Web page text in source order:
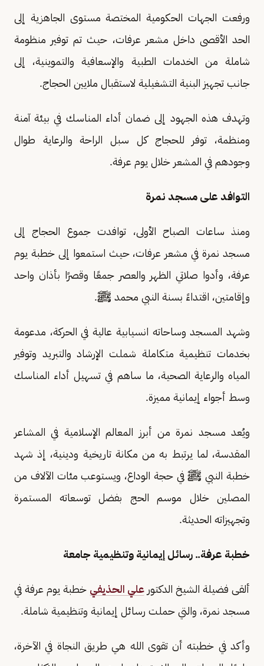
ورفعت الجهات الحكومية المختصة مستوى الجاهزية إلى
الحد الأقصى داخل مشعر عرفات، حيث تم توفير منظومة
شاملة من الخدمات الطبية والإسعافية والتموينية، إلى
جانب تجهيز البنية التشغيلية لاستقبال ملايين الحجاج.
وتهدف هذه الجهود إلى ضمان أداء المناسك في بيئة آمنة
ومنظمة، توفر للحجاج كل سبل الراحة والرعاية طوال
وجودهم في المشعر خلال يوم عرفة.
التوافد على مسجد نمرة
ومنذ ساعات الصباح الأولى، توافدت جموع الحجاج إلى
مسجد نمرة في مشعر عرفات، حيث استمعوا إلى خطبة يوم
عرفة، وأدوا صلاتي الظهر والعصر جمعًا وقصرًا بأذان واحد
وإقامتين، اقتداءً بسنة النبي محمد ﷺ.
وشهد المسجد وساحاته انسيابية عالية في الحركة، مدعومة
بخدمات تنظيمية متكاملة شملت الإرشاد والتبريد وتوفير
المياه والرعاية الصحية، ما ساهم في تسهيل أداء المناسك
وسط أجواء إيمانية مميزة.
ويُعد مسجد نمرة من أبرز المعالم الإسلامية في المشاعر
المقدسة، لما يرتبط به من مكانة تاريخية ودينية، إذ شهد
خطبة النبي ﷺ في حجة الوداع، ويستوعب مئات الآلاف من
المصلين خلال موسم الحج بفضل توسعاته المستمرة
وتجهيزاته الحديثة.
خطبة عرفة.. رسائل إيمانية وتنظيمية جامعة
ألقى فضيلة الشيخ الدكتور علي الحذيفي خطبة يوم عرفة في
مسجد نمرة، والتي حملت رسائل إيمانية وتنظيمية شاملة.
وأكد في خطبته أن تقوى الله هي طريق النجاة في الآخرة،